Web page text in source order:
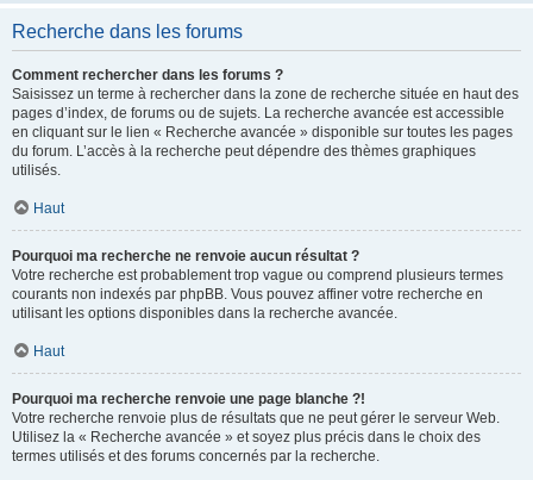
Recherche dans les forums
Comment rechercher dans les forums ?
Saisissez un terme à rechercher dans la zone de recherche située en haut des
pages d’index, de forums ou de sujets. La recherche avancée est accessible
en cliquant sur le lien « Recherche avancée » disponible sur toutes les pages
du forum. L’accès à la recherche peut dépendre des thèmes graphiques
utilisés.
Haut
Pourquoi ma recherche ne renvoie aucun résultat ?
Votre recherche est probablement trop vague ou comprend plusieurs termes
courants non indexés par phpBB. Vous pouvez affiner votre recherche en
utilisant les options disponibles dans la recherche avancée.
Haut
Pourquoi ma recherche renvoie une page blanche ?!
Votre recherche renvoie plus de résultats que ne peut gérer le serveur Web.
Utilisez la « Recherche avancée » et soyez plus précis dans le choix des
termes utilisés et des forums concernés par la recherche.